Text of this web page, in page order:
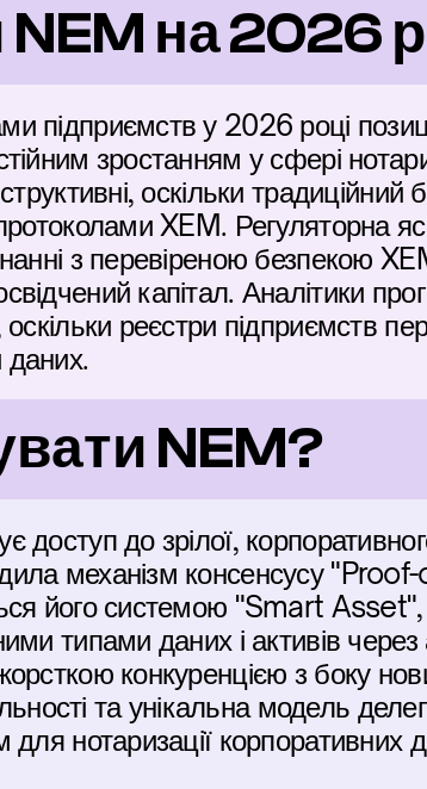
на 2026
підприємств у 2026 році
зростанням у сфері
оскільки традиційний
XEM. Регуляторна
з перевіреною безпекою
капітал. Аналітики
реєстри підприємств
NEM?
доступ до зрілої,
механізм консенсусу
його системою "Smart
типами даних і активів через
конкуренцією з боку
та унікальна модель
нотаризації корпоративних